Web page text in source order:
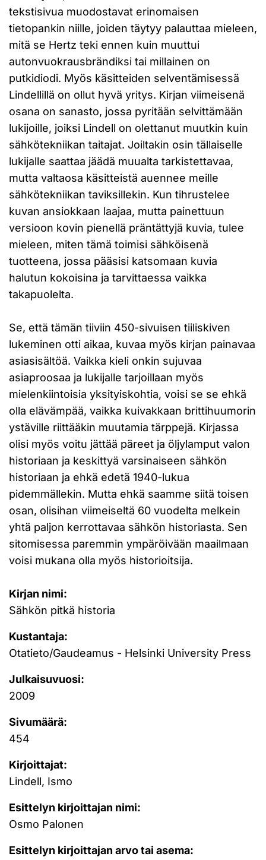
tekstisivua muodostavat erinomaisen
tietopankin niille, joiden täytyy palauttaa mieleen,
mitä se Hertz teki ennen kuin muuttui
autonvuokrausbrändiksi tai millainen on
putkidiodi. Myös käsitteiden selventämisessä
Lindellillä on ollut hyvä yritys. Kirjan viimeisenä
osana on sanasto, jossa pyritään selvittämään
lukijoille, joiksi Lindell on olettanut muutkin kuin
sähkötekniikan taitajat. Joiltakin osin tällaiselle
lukijalle saattaa jäädä muualta tarkistettavaa,
mutta valtaosa käsitteistä auennee meille
sähkötekniikan taviksillekin. Kun tihrustelee
kuvan ansiokkaan laajaa, mutta painettuun
versioon kovin pienellä präntättyjä kuvia, tulee
mieleen, miten tämä toimisi sähköisenä
tuotteena, jossa pääsisi katsomaan kuvia
halutun kokoisina ja tarvittaessa vaikka
takapuolelta.
Se, että tämän tiiviin 450-sivuisen tiiliskiven
lukeminen otti aikaa, kuvaa myös kirjan painavaa
asiasisältöä. Vaikka kieli onkin sujuvaa
asiaproosaa ja lukijalle tarjoillaan myös
mielenkiintoisia yksityiskohtia, voisi se se ehkä
olla elävämpää, vaikka kuivakkaan brittihuumorin
ystäville riittääkin muutamia tärppejä. Kirjassa
olisi myös voitu jättää päreet ja öljylamput valon
historiaan ja keskittyä varsinaiseen sähkön
historiaan ja ehkä edetä 1940-lukua
pidemmällekin. Mutta ehkä saamme siitä toisen
osan, olisihan viimeiseltä 60 vuodelta melkein
yhtä paljon kerrottavaa sähkön historiasta. Sen
sitomisessa paremmin ympäröivään maailmaan
voisi mukana olla myös historioitsija.
Kirjan nimi:
Sähkön pitkä historia
Kustantaja:
Otatieto/Gaudeamus - Helsinki University Press
Julkaisuvuosi:
2009
Sivumäärä:
454
Kirjoittajat:
Lindell, Ismo
Esittelyn kirjoittajan nimi:
Osmo Palonen
Esittelyn kirjoittajan arvo tai asema: